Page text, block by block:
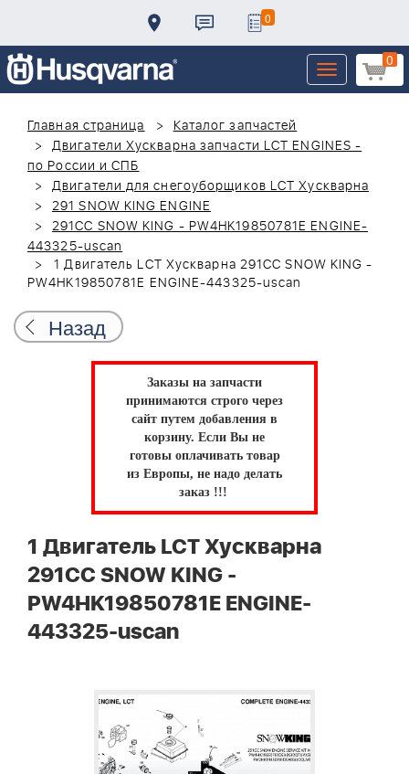
0
0
Toggle
navigation
Главная страница
Каталог запчастей
Двигатели Хускварна запчасти LCT ENGINES -
по России и СПБ
Двигатели для снегоуборщиков LCT Хускварна
291 SNOW KING ENGINE
291CC SNOW KING - PW4HK19850781E ENGINE-
443325-uscan
1 Двигатель LCT Хускварна 291CC SNOW KING -
PW4HK19850781E ENGINE-443325-uscan
Назад
Заказы на запчасти
принимаются строго через
сайт путем добавления в
корзину. Если Вы не
готовы оплачивать товар
из Европы, не надо делать
заказ !!!
1 Двигатель LCT Хускварна
291CC SNOW KING -
PW4HK19850781E ENGINE-
443325-uscan